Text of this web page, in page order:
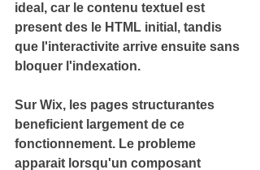
ideal, car le contenu textuel est
present des le HTML initial, tandis
que l'interactivite arrive ensuite sans
bloquer l'indexation.
Sur Wix, les pages structurantes
beneficient largement de ce
fonctionnement. Le probleme
apparait lorsqu'un composant